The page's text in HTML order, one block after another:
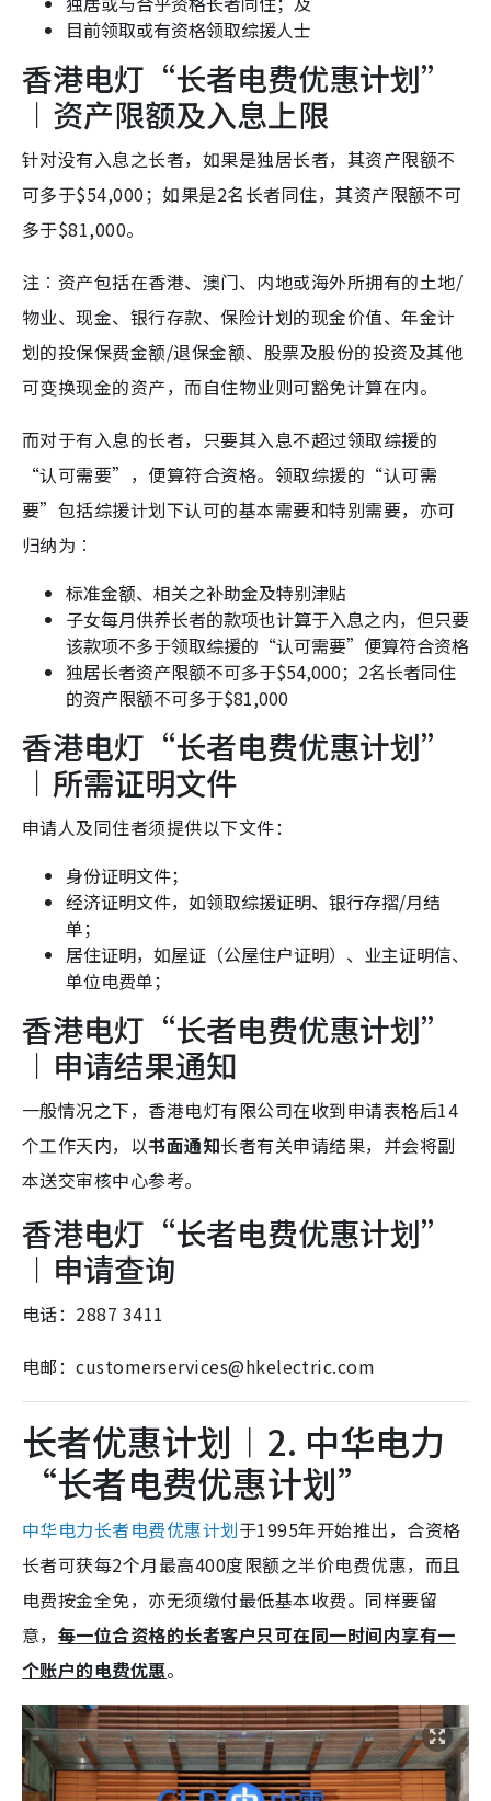
目前领取或有资格领取综援人士
香港电灯“长者电费优惠计划”
︱资产限额及入息上限
针对没有入息之长者，如果是独居长者，其资产限额不
可多于$54,000；如果是2名长者同住，其资产限额不可
多于$81,000。
注︰资产包括在香港、澳门、内地或海外所拥有的土地/
物业、现金、银行存款、保险计划的现金价值、年金计
划的投保保费金额/退保金额、股票及股份的投资及其他
可变换现金的资产，而自住物业则可豁免计算在内。
而对于有入息的长者，只要其入息不超过领取综援的
“认可需要”，便算符合资格。领取综援的“认可需
要”包括综援计划下认可的基本需要和特别需要，亦可
归纳为︰
标准金额、相关之补助金及特别津贴
子女每月供养长者的款项也计算于入息之内，但只要
该款项不多于领取综援的“认可需要”便算符合资格
独居长者资产限额不可多于$54,000；2名长者同住
的资产限额不可多于$81,000
香港电灯“长者电费优惠计划”
︱所需证明文件
申请人及同住者须提供以下文件：
身份证明文件；
经济证明文件，如领取综援证明、银行存摺/月结
单；
居住证明，如屋证（公屋住户证明）、业主证明信、
单位电费单；
香港电灯“长者电费优惠计划”
︱申请结果通知
一般情况之下，香港电灯有限公司在收到申请表格后14
个工作天内，以书面通知长者有关申请结果，并会将副
本送交审核中心参考。
香港电灯“长者电费优惠计划”
︱申请查询
电话：2887 3411
电邮：customerservices@hkelectric.com
长者优惠计划︱2. 中华电力
“长者电费优惠计划”
中华电力长者电费优惠计划于1995年开始推出，合资格
长者可获每2个月最高400度限额之半价电费优惠，而且
电费按金全免，亦无须缴付最低基本收费。同样要留
意， 每一位合资格的长者客户只可在同一时间内享有一
个账户的电费优惠。